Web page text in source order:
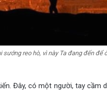
sướng reo hò, vì này Ta đang đến
Đây, có một người, tay cầm